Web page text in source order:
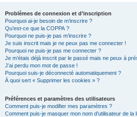
Problèmes de connexion et d’inscription
Pourquoi ai-je besoin de m’inscrire ?
Qu’est-ce que la COPPA ?
Pourquoi ne puis-je pas m’inscrire ?
Je suis inscrit mais je ne peux pas me connecter !
Pourquoi ne puis-je pas me connecter ?
Je m’étais déjà inscrit par le passé mais ne peux à
J’ai perdu mon mot de passe !
Pourquoi suis-je déconnecté automatiquement ?
À quoi sert « Supprimer les cookies » ?
Préférences et paramètres des utilisateurs
Comment puis-je modifier mes paramètres ?
Comment puis-je masquer mon nom d’utilisateur de